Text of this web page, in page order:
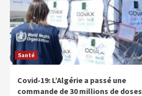
Santé
Covid-19: L’Algérie a passé une
commande de 30 millions de doses